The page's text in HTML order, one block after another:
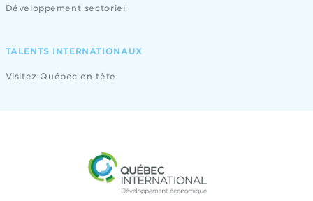
Développement sectoriel
TALENTS INTERNATIONAUX
Visitez Québec en tête